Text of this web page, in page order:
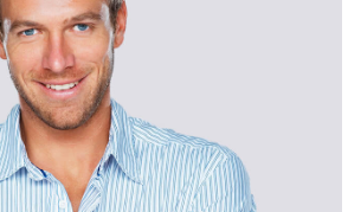
Clifford Griffith
Business Manager